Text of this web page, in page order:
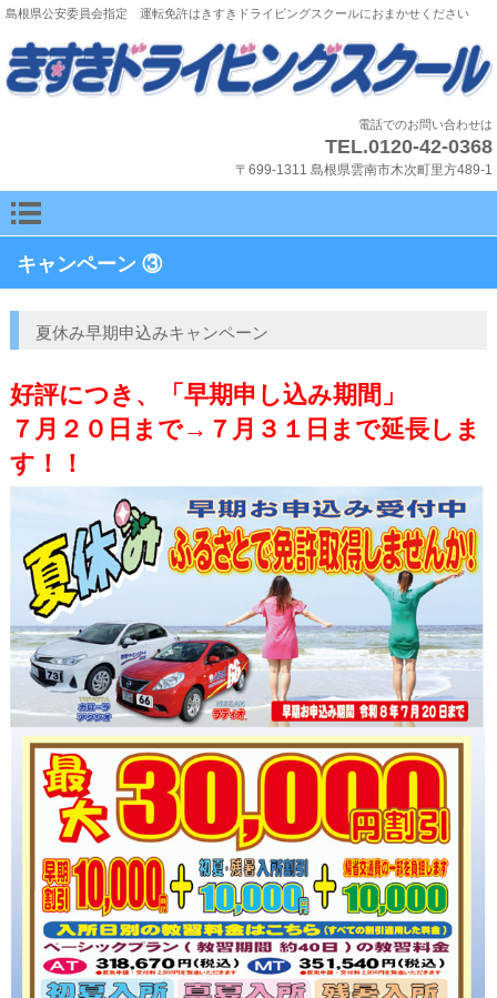
島根県公安委員会指定 運転免許はきすきドライビングスクールにおまかせください
電話でのお問い合わせは
TEL.0120-42-0368
〒699-1311 島根県雲南市木次町里方489-1
キャンペーン ③
夏休み早期申込みキャンペーン
好評につき、「早期申し込み期間」
７月２０日まで→７月３１日まで延長しま
す！！